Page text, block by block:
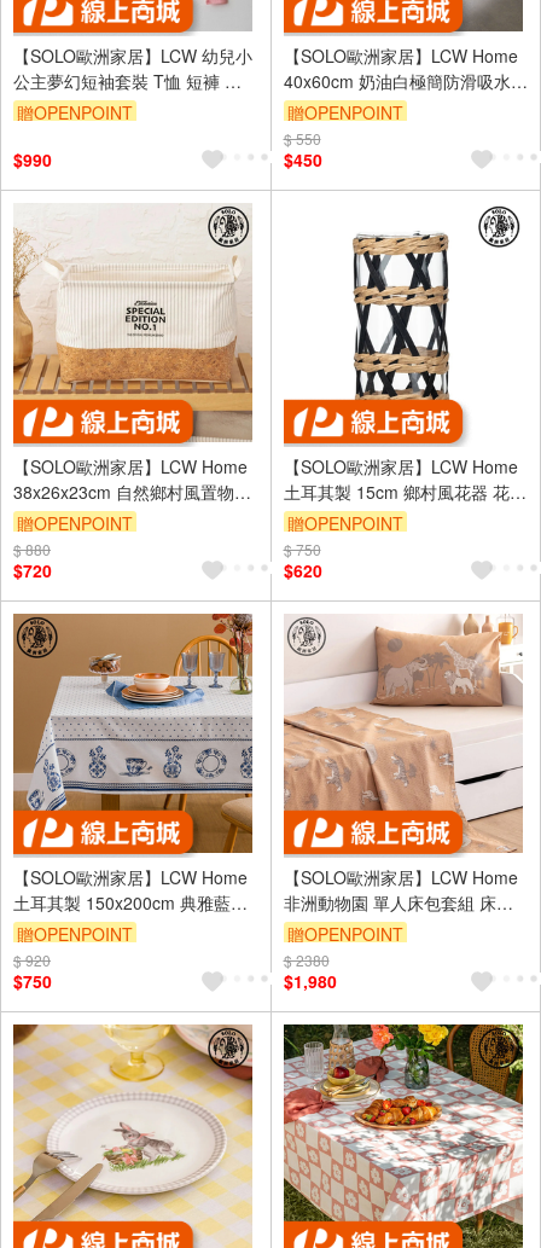
【SOLO歐洲家居】LCW 幼兒小
公主夢幻短袖套裝 T恤 短褲 女
寶童裝 女孩 純棉圓領 睡衣套組
贈OPENPOINT
$990
【SOLO歐洲家居】LCW Home
40x60cm 奶油白極簡防滑吸水浴
室地墊 迅速吸乾濕腳
贈OPENPOINT
$ 550
$450
【SOLO歐洲家居】LCW Home
38x26x23cm 自然鄉村風置物籃
收納 衣服收納 浴室用品
贈OPENPOINT
$ 880
$720
【SOLO歐洲家居】LCW Home
土耳其製 15cm 鄉村風花器 花瓶
擺件 擺飾 拍攝道具 居家裝飾
贈OPENPOINT
$ 750
$620
【SOLO歐洲家居】LCW Home
土耳其製 150x200cm 典雅藍瓷
風格拼接桌巾
贈OPENPOINT
$ 920
$750
【SOLO歐洲家居】LCW Home
非洲動物園 單人床包套組 床包
兒童床包 單人床包 土耳其製造
100x200cm
贈OPENPOINT
$ 2380
$1,980